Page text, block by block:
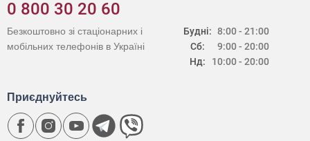
0 800 30 20 60
Будні:
Сб:
Нд:
8:00 - 21:00
9:00 - 20:00
10:00 - 20:00
Безкоштовно зі стаціонарних і
мобільних телефонів в Україні
Приєднуйтесь